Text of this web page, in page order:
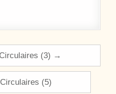
l’article(3) →
(5)